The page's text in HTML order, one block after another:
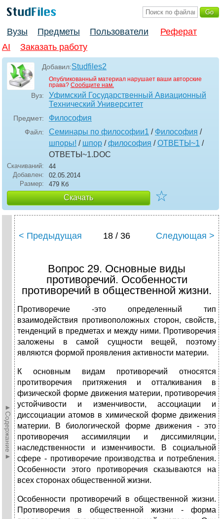
Вузы Предметы Пользователи
Реферат
AI
Заказать работу
Добавил:Studfiles2
Опубликованный материал нарушает ваши авторские
права? Сообщите нам.
Вуз:
Уфимский Государственный Авиационный
Технический Университет
Предмет: Философия
Файл: Семинары по философии1 / Философия /
шпоры! / шпор /философия /ОТВЕТЫ~1 /
ОТВЕТЫ~1.DOC
Скачиваний:
44
Добавлен:
02.05.2014
Размер:
479 Кб
Скачать ☆
►Содержание►
< Предыдущая 18 / 36 Следующая >
Вопрос 29. Основные виды
противоречий. Особенности
противоречий в общественной жизни.
Противоречие -это определенный тип
взаимодействия противоположных сторон, свойств,
тенденций в предметах и между ними. Противоречия
заложены в самой сущности вещей, поэтому
являются формой проявления активности материи.
К основным видам противоречий относятся
протитворечия притяжения и отталкивания в
физической форме движения материи, противоречия
устойчивости и изменчивости, ассоциации и
диссоциации атомов в химической форме движения
материи. В биологической форме движения - это
противоречия ассимиляции и диссимиляции,
наследственности и изменчивости. В социальной
сфере - противоречие производства и потребления.
Особенности этого противоречия сказываются на
всех сторонах общественной жизни.
Особенности противоречий в общественной жизни.
Противоречия в общественной жизни - форма